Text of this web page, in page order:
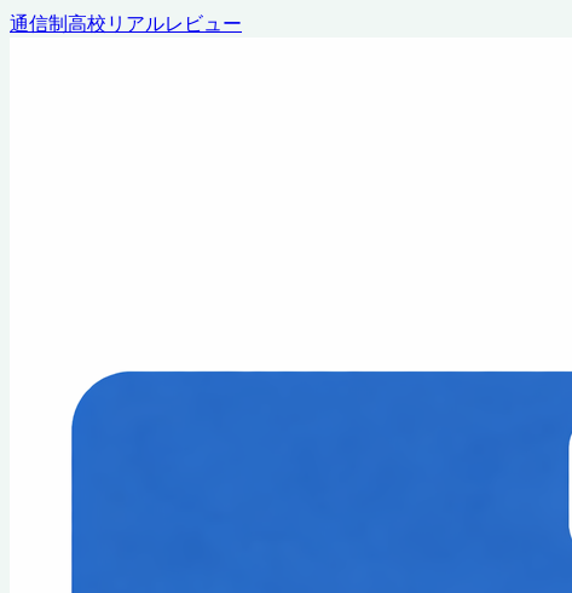
通信制高校リアルレビュー